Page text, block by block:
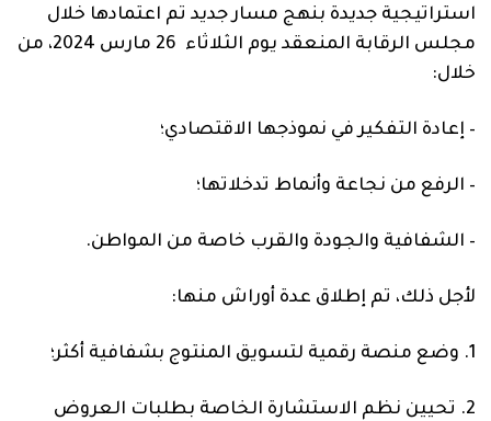
استراتيجية جديدة بنهج مسار جديد تم اعتمادها خلال
مجلس الرقابة المنعقد يوم الثلاثاء 26 مارس 2024،
من
خلال:
– إعادة التفكير في نموذجها الاقتصادي؛
– الرفع من نجاعة وأنماط تدخلاتها؛
– الشفافية والجودة والقرب خاصة من المواطن.
لأجل ذلك، تم إطلاق عدة أوراش منها:
1. وضع منصة رقمية لتسويق المنتوج بشفافية أكثر؛
2. تحيين نظم الاستشارة الخاصة بطلبات العروض